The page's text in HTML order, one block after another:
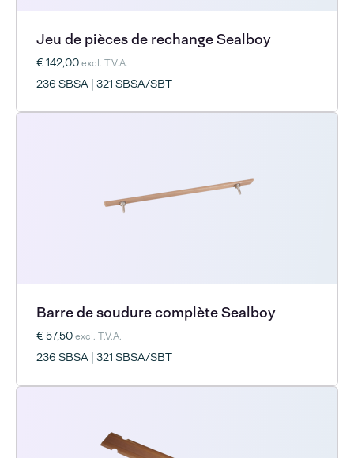
Jeu de pièces de rechange Sealboy
€ 142,00excl. T.V.A.
236 SBSA | 321 SBSA/SBT
Barre de soudure complète Sealboy
€ 57,50excl. T.V.A.
236 SBSA | 321 SBSA/SBT